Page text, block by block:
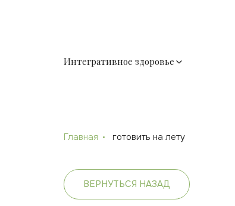
Интегративное здоровье
Главная готовить на лету
ВЕРНУТЬСЯ НАЗАД